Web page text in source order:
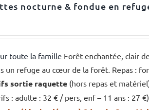
nocturne & fondue en
toute la famille Forêt enchantée, clair
un refuge au cœur de la forêt. Repas :
sortie raquette (hors repas et
: adulte : 32 € / pers, enf – 11 ans : 27